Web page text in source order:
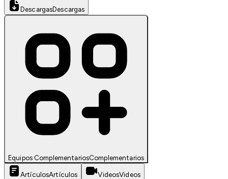
DescargasDescargas
Equipos ComplementariosComplementarios
ArtículosArtículos VideosVideos